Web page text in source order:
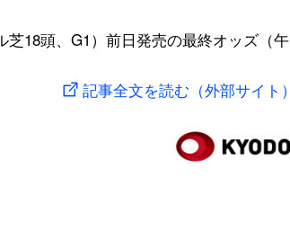
18頭、G1）前日発売の最終オッズ（午
記事全文を読む（外部サイト）